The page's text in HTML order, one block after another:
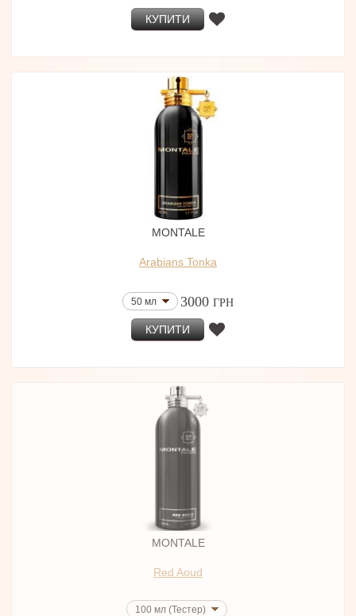
КУПИТИ
MONTALE
Arabians Tonka
50 мл 3000 ГРН
КУПИТИ
MONTALE
Red Aoud
100 мл (Тестер)